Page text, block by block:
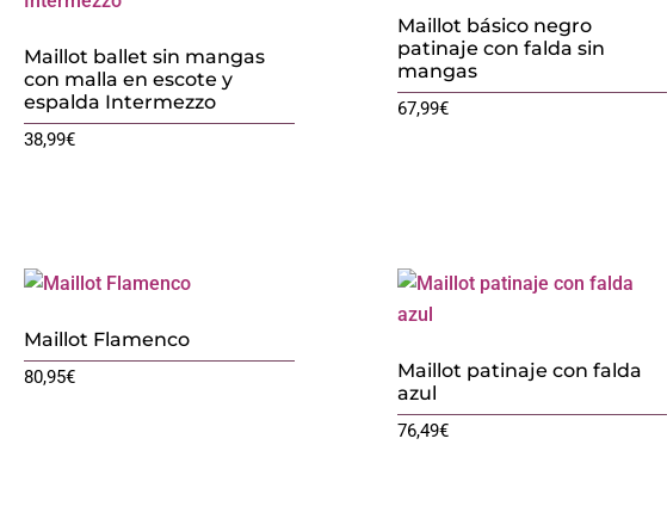
Maillot ballet sin mangas
con malla en escote y
espalda Intermezzo
38,99€
Maillot básico negro
patinaje con falda sin
mangas
67,99€
Maillot Flamenco
80,95€
Maillot patinaje con falda
azul
76,49€